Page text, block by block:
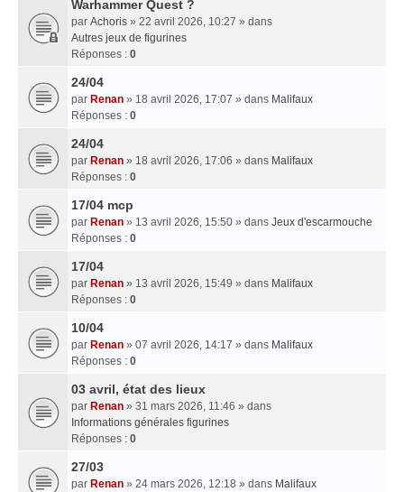
Warhammer Quest ?
par Achoris » 22 avril 2026, 10:27 » dans
Autres jeux de figurines
Réponses : 0
24/04
par Renan » 18 avril 2026, 17:07 » dans Malifaux
Réponses : 0
24/04
par Renan » 18 avril 2026, 17:06 » dans Malifaux
Réponses : 0
17/04 mcp
par Renan » 13 avril 2026, 15:50 » dans Jeux d'escarmouche
Réponses : 0
17/04
par Renan » 13 avril 2026, 15:49 » dans Malifaux
Réponses : 0
10/04
par Renan » 07 avril 2026, 14:17 » dans Malifaux
Réponses : 0
03 avril, état des lieux
par Renan » 31 mars 2026, 11:46 » dans
Informations générales figurines
Réponses : 0
27/03
par Renan » 24 mars 2026, 12:18 » dans Malifaux